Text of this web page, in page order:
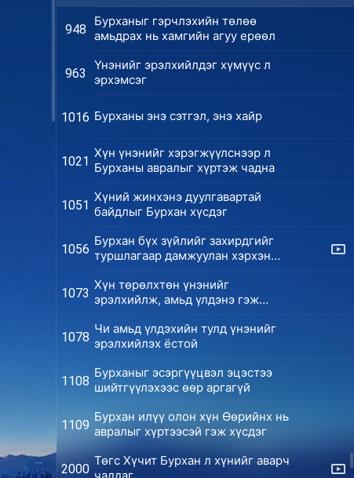
948
Бурханыг гэрчлэхийн төлөө
амьдрах нь хамгийн агуу ерөөл
963
Үнэнийг эрэлхийлдэг хүмүүс л
эрхэмсэг
1016 Бурханы энэ сэтгэл, энэ хайр
1021
Хүн үнэнийг хэрэгжүүлснээр л
Бурханы авралыг хүртэж чадна
1051
Хүний жинхэнэ дуулгавартай
байдлыг Бурхан хүсдэг
1056
Бурхан бүх зүйлийг захирдгийг
туршлагаар дамжуулан хэрхэн
1073
Хүн төрөлхтөн үнэнийг
эрэлхийлж, амьд үлдэнэ гэж
1078
Чи амьд үлдэхийн тулд үнэнийг
эрэлхийлэх ёстой
1108
Бурханыг эсэргүүцвэл эцэстээ
шийтгүүлэхээс өөр аргагүй
1109
Бурхан илүү олон хүн Өөрийнх нь
авралыг хүртээсэй гэж хүсдэг
2000
Төгс Хүчит Бурхан л хүнийг аварч